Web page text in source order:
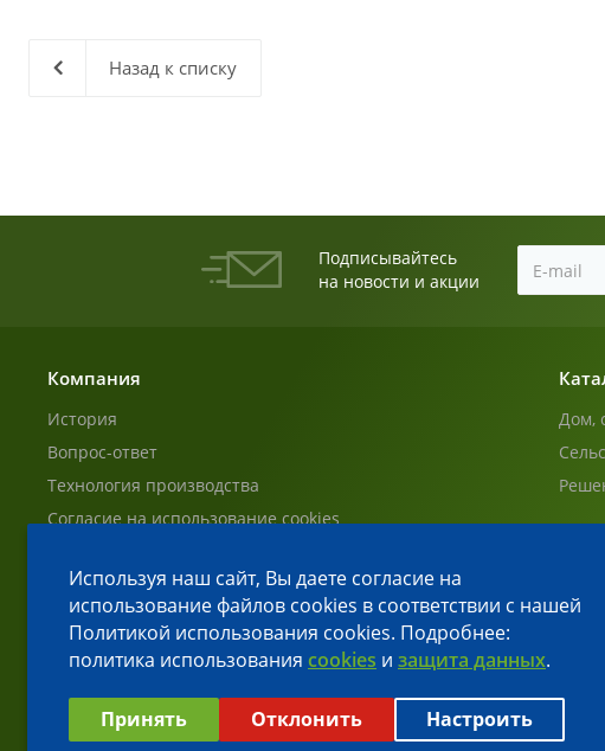
Назад к списку
Подписывайтесь
на новости и акции
Компания
История
Вопрос-ответ
Технология производства
Согласие на использование cookies
Политика обработки персональных данных
Сбросить cookies
Дом,
© 2026 Все права защищены
Используя наш сайт, Вы даете согласие на
использование файлов cookies в соответствии с нашей
Политикой использования cookies. Подробнее:
политика использования cookies и защита данных.
Минимальные
Аналитические Рекламные
Принять Отклонить Настроить